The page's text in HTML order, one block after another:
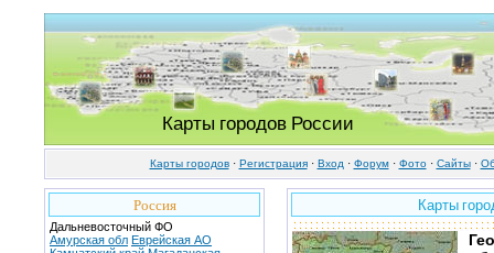
Карты городов России
Карты городов· Регистрация· Вход · Форум· Фото· Cайты·
Россия
Дальневосточный ФО
Амурская обл Еврейская АО
Карты